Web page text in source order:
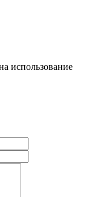
использование